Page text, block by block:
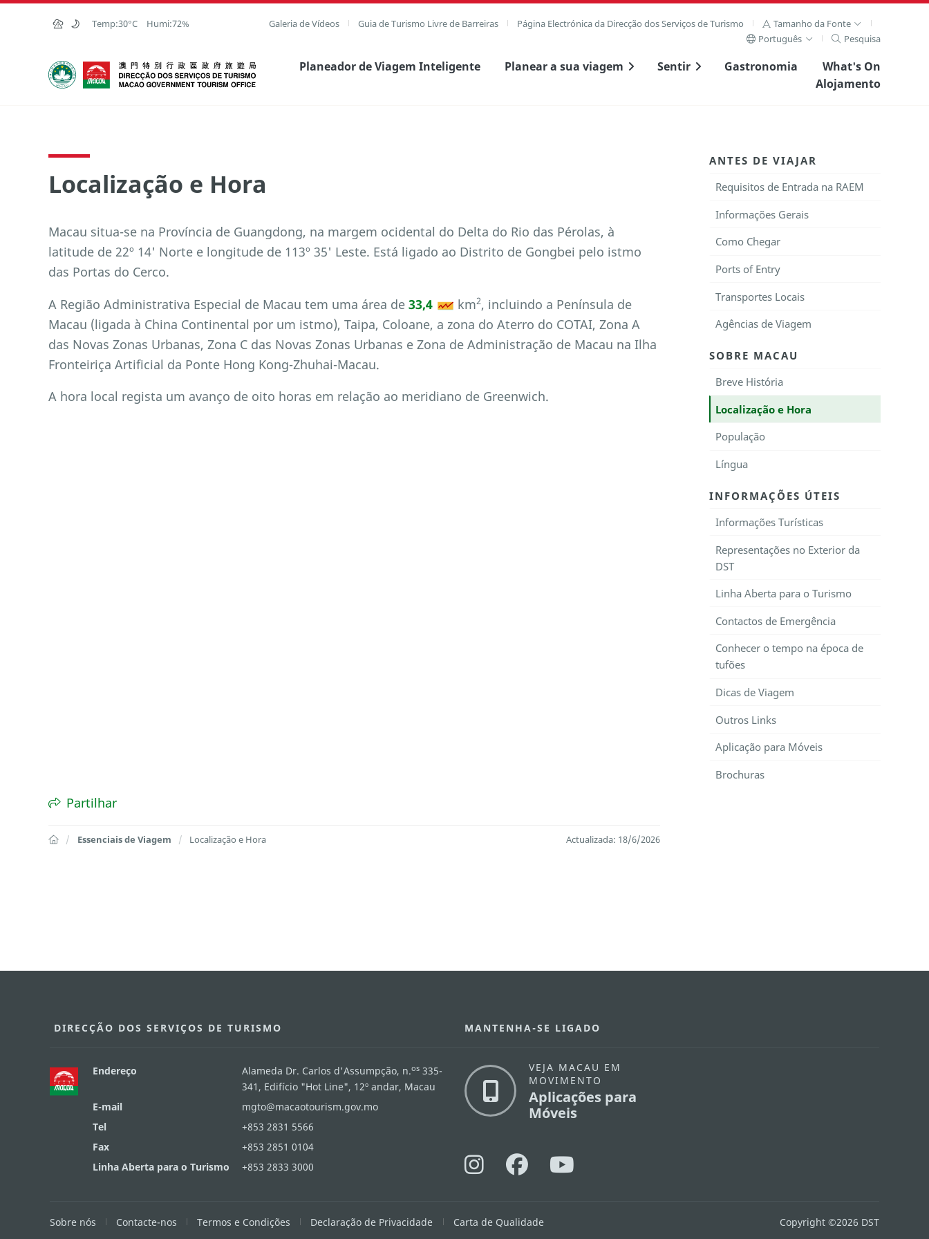
Ir para o conteúdo principal
Temp:30°C Humi:72% Galeria de Vídeos Guia de Turismo Livre de Barreiras Página Electrónica da Direcção dos Serviços de Turismo
Tamanho da Fonte
Português
Pesquisa
Direcção dos Serviços de Turismo Planeador de Viagem Inteligente Planear a sua viagem Sentir Gastronomia
What's On
Alojamento
Localização e Hora
Macau situa-se na Província de Guangdong, na margem ocidental do Delta do Rio das Pérolas, à
latitude de 22º 14' Norte e longitude de 113º 35' Leste. Está ligado ao Distrito de Gongbei pelo istmo
das Portas do Cerco.
A Região Administrativa Especial de Macau tem uma área de33,4 km2, incluindo a Península de
Macau (ligada à China Continental por um istmo), Taipa, Coloane, a zona do Aterro do COTAI, Zona A
das Novas Zonas Urbanas, Zona C das Novas Zonas Urbanas e Zona de Administração de Macau na Ilha
Fronteiriça Artificial da Ponte Hong Kong-Zhuhai-Macau.
A hora local regista um avanço de oito horas em relação ao meridiano de Greenwich.
Partilhar
Actualizada: 18/6/2026
Essenciais de Viagem Localização e Hora
ANTES DE VIAJAR
Requisitos de Entrada na RAEM
Informações Gerais
Como Chegar
Ports of Entry
Transportes Locais
Agências de Viagem
SOBRE MACAU
Breve História
Localização e Hora
População
Língua
INFORMAÇÕES ÚTEIS
Informações Turísticas
Representações no Exterior da
DST
Linha Aberta para o Turismo
Contactos de Emergência
Conhecer o tempo na época de
tufões
Dicas de Viagem
Outros Links
Aplicação para Móveis
Brochuras
DIRECÇÃO DOS SERVIÇOS DE TURISMO
Endereço Alameda Dr. Carlos d'Assumpção, n.os 335-
341, Edifício "Hot Line", 12º andar, Macau
E-mail
mgto@macaotourism.gov.mo
Tel
+853 2831 5566
Fax
+853 2851 0104
Linha Aberta para o Turismo
+853 2833 3000
MANTENHA-SE LIGADO
VEJA MACAU EM
MOVIMENTO
Aplicações para
Móveis
Sobre nós Contacte-nos Termos e Condições Declaração de Privacidade Carta de Qualidade Copyright ©2026 DST